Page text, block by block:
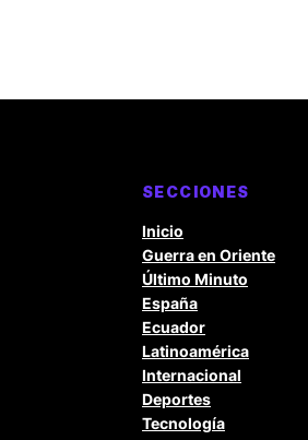
SECCIONES
Inicio
Guerra en Oriente
Último Minuto
España
Ecuador
Latinoamérica
Internacional
Deportes
Tecnología